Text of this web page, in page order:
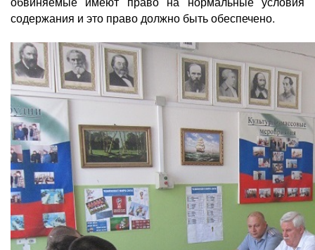
содержания и это право должно быть обеспечено.